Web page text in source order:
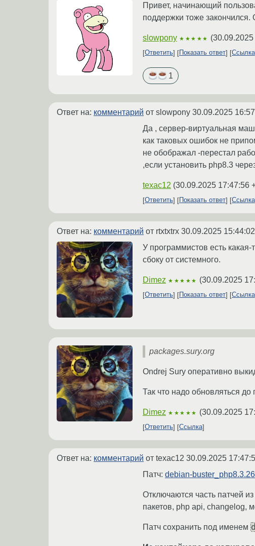
Привет, начинающий
поддержки тоже закончился.
slowpony ★★★★★ (
Ответить Показать ответ Ссылка
1
Ответ на: комментарий от slowpony 30.09.2025
Да , сервер-виртуальная
как таковых ошибок не
не обображал -перестал
,если установить php8.3
texac12 (30.09.2025 17:47:56
Ответить
Показать ответ Ссылка
Ответ на: комментарий от rtxtxtrx 30.09.2025
У программистов есть
сбоку от системного.
Dimez ★★★★★ (30.09.2025
Ответить Показать ответ Ссылка
packages.sury.org
Ondrej Sury оперативно
Так что надо обновляться
Dimez ★★★★★ (30.09.2025
Ответить Ссылка
Ответ на: комментарий от texac12 30.09.2025
Патч: debian-
Отключаются часть патчей
пакетов, php api, changelog,
Патч сохранить под именем